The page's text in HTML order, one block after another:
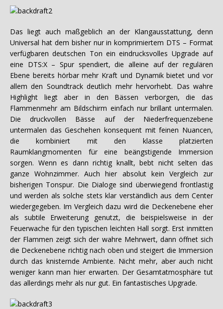
Das liegt auch maßgeblich an der Klangausstattung, denn
Universal hat dem bisher nur in komprimiertem DTS – Format
verfügbaren deutschen Ton ein eindrucksvolles Upgrade auf
eine DTS:X – Spur spendiert, die alleine auf der regulären
Ebene bereits hörbar mehr Kraft und Dynamik bietet und vor
allem den Soundtrack deutlich mehr hervorhebt. Das wahre
Highlight liegt aber in den Bässen verborgen, die das
Flammenmehr am Bildschirm einfach nur brillant untermalen.
Die druckvollen Bässe auf der Niederfrequenzebene
untermalen das Geschehen konsequent mit feinen Nuancen,
die kombiniert mit den klasse platzierten
Raumklangmomenten für eine beängstigende Immersion
sorgen. Wenn es dann richtig knallt, bebt nicht selten das
ganze Wohnzimmer. Auch hier absolut kein Vergleich zur
bisherigen Tonspur. Die Dialoge sind überwiegend frontlastig
und werden als solche stets klar verständlich aus dem Center
wiedergegeben. Im Vergleich dazu wird die Deckenebene eher
als subtile Erweiterung genutzt, die beispielsweise in der
Feuerwache für den typischen leichten Hall sorgt. Erst inmitten
der Flammen zeigt sich der wahre Mehrwert, dann öffnet sich
die Deckenebene richtig nach oben und steigert die Immersion
durch das knisternde Ambiente. Nicht mehr, aber auch nicht
weniger kann man hier erwarten. Der Gesamtatmosphäre tut
das allerdings mehr als nur gut. Ein fantastisches Upgrade.